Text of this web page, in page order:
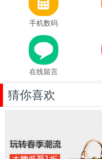
手机数码
在线留言
猜你喜欢